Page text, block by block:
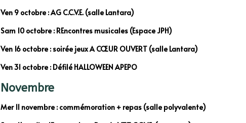
Ven 9 octobre : AG C.C.V.E. (salle Lantara)
Sam 10 octobre : REncontres musicales (Espace JPH)
Ven 16 octobre : soirée jeux A CŒUR OUVERT (salle Lantara)
Ven 31 octobre : Défilé HALLOWEEN APEPO
Novembre
Mer 11 novembre : commémoration + repas (salle polyvalente)